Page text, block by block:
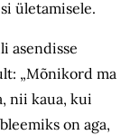
ületamisele.
asendisse
„Mõnikord ma
nii kaua, kui
on aga,